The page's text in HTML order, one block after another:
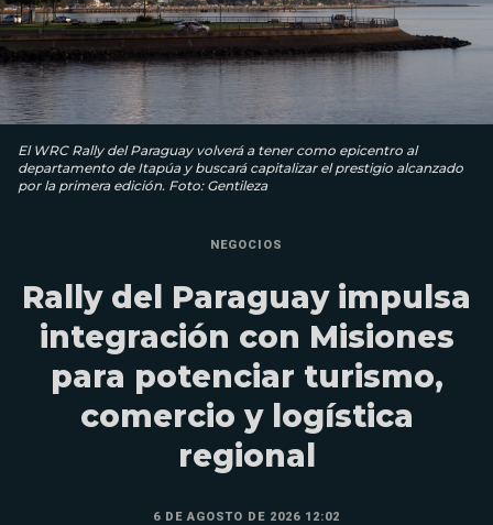
El WRC Rally del Paraguay volverá a tener como epicentro al
departamento de Itapúa y buscará capitalizar el prestigio alcanzado
por la primera edición. Foto: Gentileza
NEGOCIOS
Rally del Paraguay impulsa
integración con Misiones
para potenciar turismo,
comercio y logística
regional
6 DE AGOSTO DE 2026 12:02